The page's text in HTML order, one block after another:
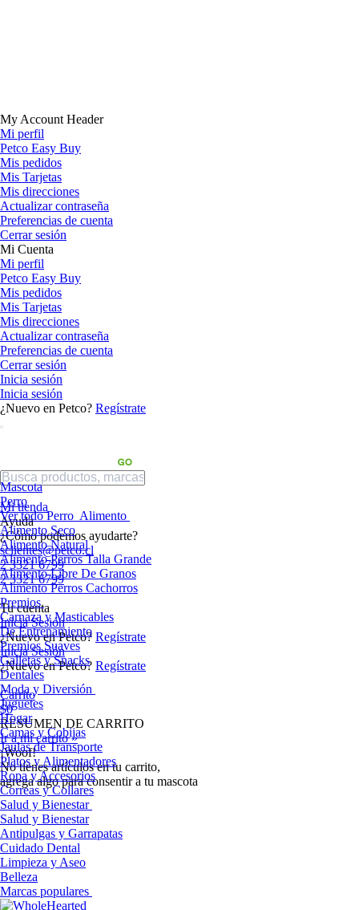
My Account Header
Mi perfil
Petco Easy Buy
Mis pedidos
Mis Tarjetas
Mis direcciones
Actualizar contraseña
Preferencias de cuenta
Cerrar sesión
Mi Cuenta
Mi perfil
Petco Easy Buy
Mis pedidos
Mis Tarjetas
Mis direcciones
Actualizar contraseña
Preferencias de cuenta
Cerrar sesión
Inicia sesión
Inicia sesión
¿Nuevo en Petco? Regístrate
Mi tienda
Ayuda
¿Cómo podemos ayudarte?
sclientes@petco.cl
2 3321 6799
2 3321 6799
Tu cuenta
Inicia Sesión
¿Nuevo en Petco? Regístrate
Inicia Sesión
¿Nuevo en Petco? Regístrate
Carrito
$0
RESUMEN DE CARRITO
Ir a mi carrito »
¡Woof!
No tíenes artículos en tu carrito,
agrega algo para consentir a tu mascota
Mascota
Perro
Ver todo Perro Alimento
Alimento Seco
Alimento Natural
Alimento Perros Talla Grande
Alimento Libre De Granos
Alimento Perros Cachorros
Premios
Carnaza y Masticables
De Entrenamiento
Premios Suaves
Galletas y Snacks
Dentales
Moda y Diversión
Juguetes
Hogar
Camas y Cobijas
Jaulas de Transporte
Platos y Alimentadores
Ropa y Accesorios
Correas y Collares
Salud y Bienestar
Salud y Bienestar
Antipulgas y Garrapatas
Cuidado Dental
Limpieza y Aseo
Belleza
Marcas populares